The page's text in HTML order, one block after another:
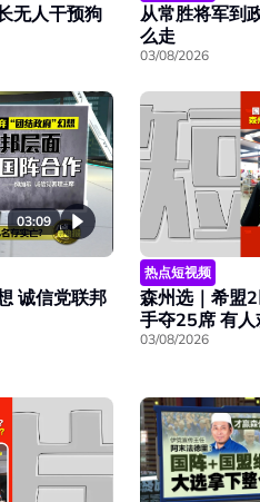
无人干预狗
从常胜将军到
么走
03/08/2026
03:09
诚信党联邦
热点短视频
森州选｜希盟
手夺25席 有
03/08/2026